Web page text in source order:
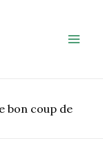
bon coup de